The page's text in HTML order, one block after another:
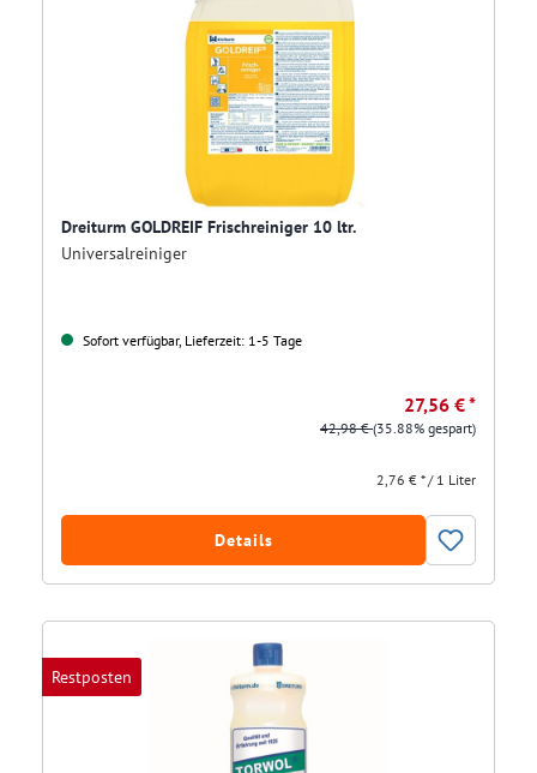
Dreiturm GOLDREIF Frischreiniger 10 ltr.
Universalreiniger
Sofort verfügbar, Lieferzeit: 1-5 Tage
27,56 € *
42,98 €(35.88% gespart)
2,76 € * / 1 Liter
Details
Restposten